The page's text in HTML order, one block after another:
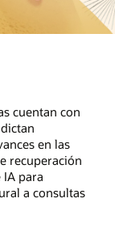
cuentan con
en las
recuperación
IA para
a consultas